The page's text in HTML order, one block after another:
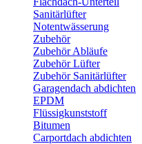
Sanitärlüfter
Notentwässerung
Zubehör
Zubehör Abläufe
Zubehör Lüfter
Zubehör Sanitärlüfter
Garagendach abdichten
EPDM
Flüssigkunststoff
Bitumen
Carportdach abdichten